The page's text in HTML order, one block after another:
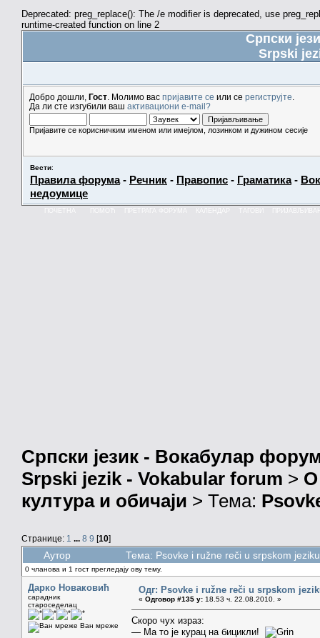
Deprecated: preg_replace(): The /e modifier is deprecated, use
runtime-created function on line 2
Српски
Srpski
Добро дошли, Гост . Молимо вас пријавите се или се региструјте
Да ли сте изгубили ваш активациони e-mail?
Пријавите се корисничким именом или имејлом, лозинком и дужином сесије
Вести:
Правила форума- Речник - Правопис - Граматика-
недоумице
КАЛЕНДАР
Српски језик - Вокабулар
Srpski jezik - Vokabular forum > О
култура и обичаји > Тема:
Странице: 1 ... 8 9 [10]
Аутор Тема: Psovke i ružne reči u srpskom
0 чланова и 1 гост прегледају ову тему.
Дарко Новаковић
сарадник
староседелац
Ван мреже
Одг: Psovke i ružne reči u srpskom
« Одговор #135 у: 18.53 ч. 22.08.2010. »
Скоро чух израз:
— Ма то је курац на бицикли!